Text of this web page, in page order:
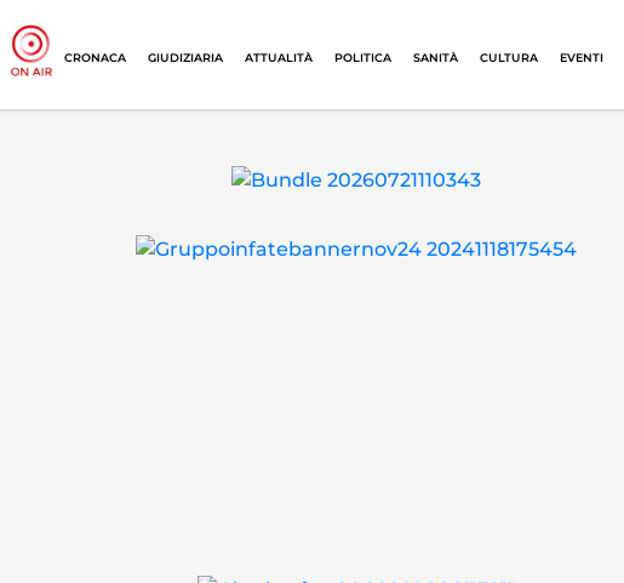
CRONACA GIUDIZIARIA ATTUALITÀ POLITICA SANITÀ CULTURA EVENTI